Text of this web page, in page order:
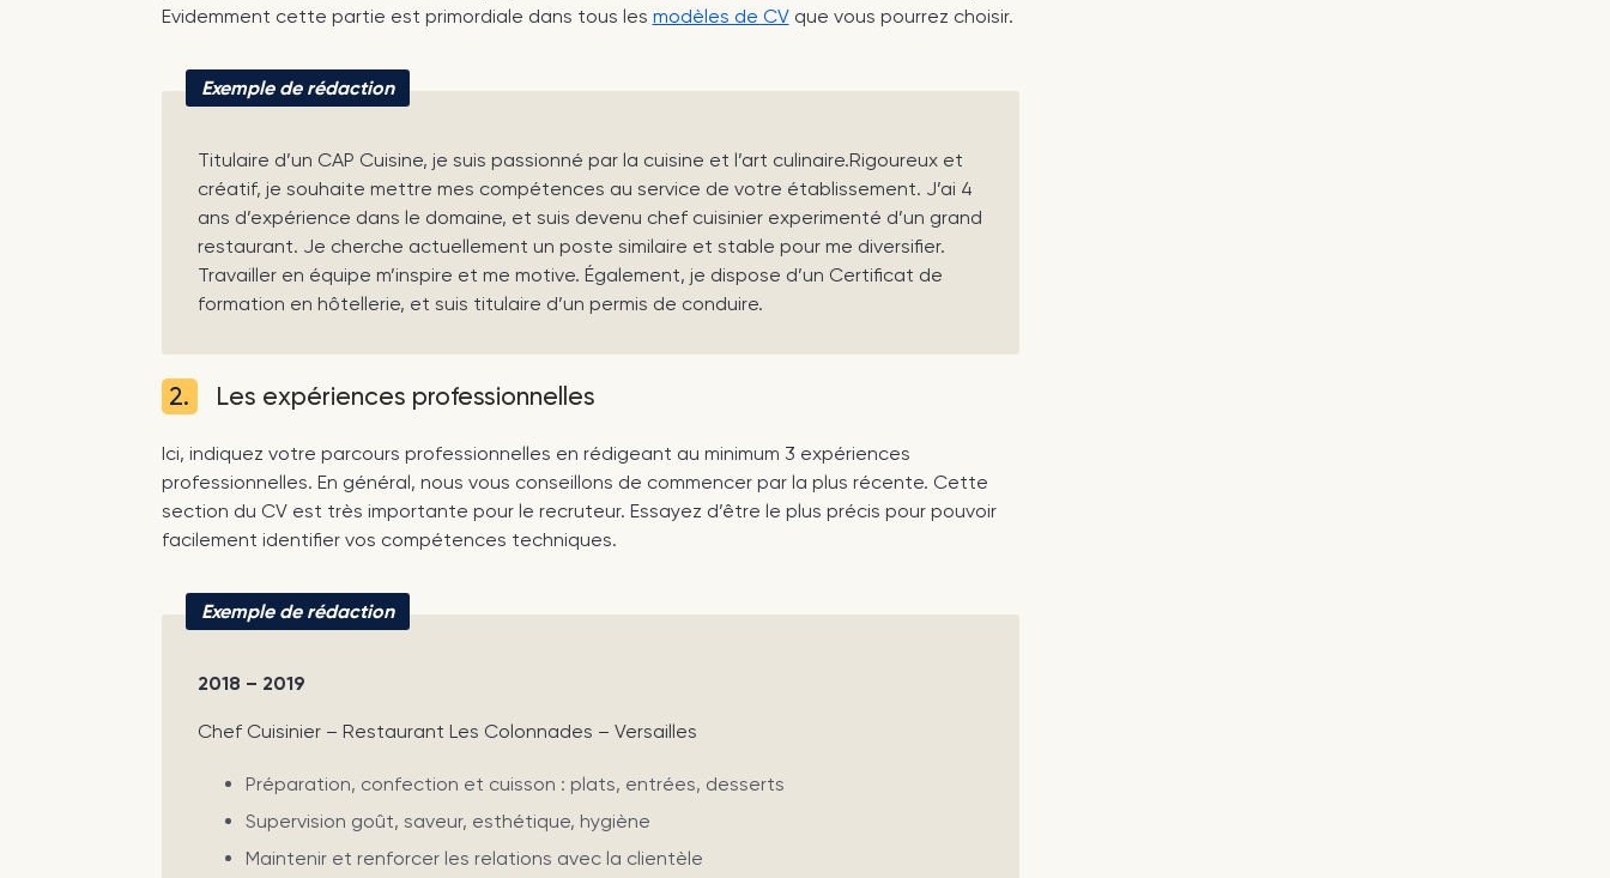
Evidemment cette partie est primordiale dans tous les modèles de CVque vous pourrez choisir.
Exemple de rédaction
Titulaire d’un CAP Cuisine, je suis passionné par la cuisine et l’art culinaire.Rigoureux et
créatif, je souhaite mettre mes compétences au service de votre établissement. J’ai 4
ans d’expérience dans le domaine, et suis devenu chef cuisinier experimenté d’un grand
restaurant. Je cherche actuellement un poste similaire et stable pour me diversifier.
Travailler en équipe m’inspire et me motive. Également, je dispose d’un Certificat de
formation en hôtellerie, et suis titulaire d’un permis de conduire.
2. Les expériences professionnelles
Ici, indiquez votre parcours professionnelles en rédigeant au minimum 3 expériences
professionnelles. En général, nous vous conseillons de commencer par la plus récente. Cette
section du CV est très importante pour le recruteur. Essayez d’être le plus précis pour pouvoir
facilement identifier vos compétences techniques.
Exemple de rédaction
2018 – 2019
Chef Cuisinier – Restaurant Les Colonnades – Versailles
Préparation, confection et cuisson : plats, entrées, desserts
Supervision goût, saveur, esthétique, hygiène
Maintenir et renforcer les relations avec la clientèle